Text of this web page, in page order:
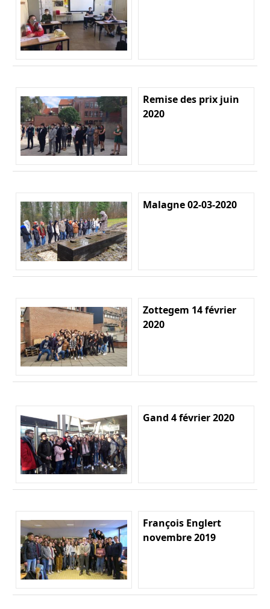
Remise des prix juin
2020
Malagne 02-03-2020
Zottegem 14 février
2020
Gand 4 février 2020
François Englert
novembre 2019